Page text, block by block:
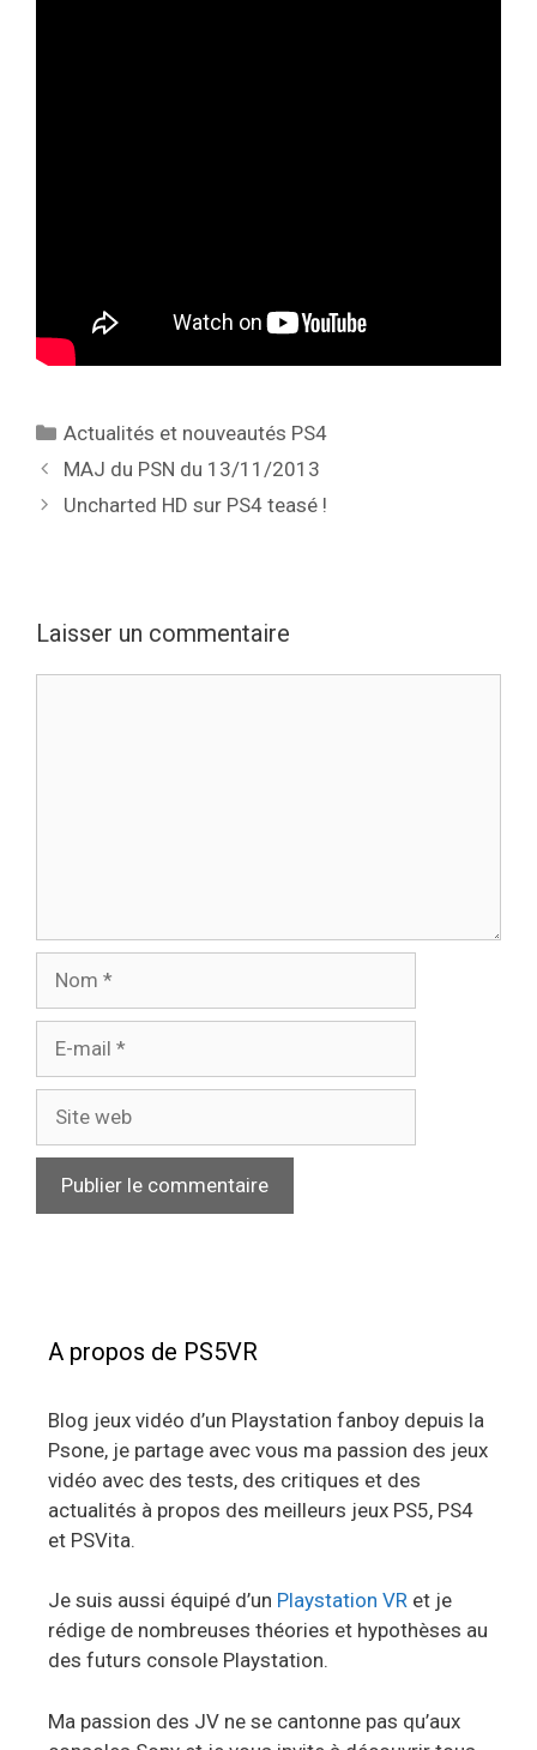
Catégories
Actualités et nouveautés PS4
MAJ du PSN du 13/11/2013
Uncharted HD sur PS4 teasé !
Laisser un commentaire
mail
web
A propos de PS5VR
Blog jeux vidéo d’un Playstation fanboy depuis la
Psone, je partage avec vous ma passion des jeux
vidéo avec des tests, des critiques et des
actualités à propos des meilleurs jeux PS5, PS4
et PSVita.
Je suis aussi équipé d’un Playstation VR et je
rédige de nombreuses théories et hypothèses au
des futurs console Playstation.
Ma passion des JV ne se cantonne pas qu’aux